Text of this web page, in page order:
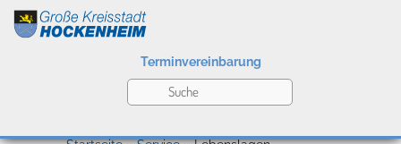
Terminvereinbarung